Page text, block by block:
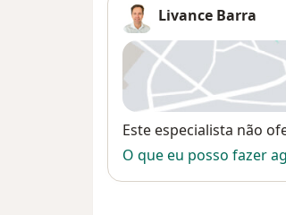
Livance Barra
Disponibilidade
Este especialista não
O que eu posso fazer